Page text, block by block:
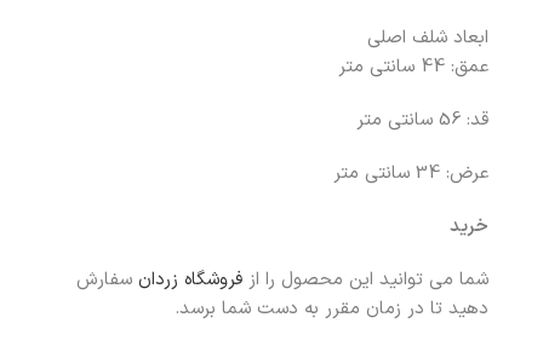
ابعاد شلف اصلی
عمق: 44 سانتی متر
قد: 56 سانتی متر
عرض: 34 سانتی متر
خرید
شما می توانید این محصول را از فروشگاه زردان سفارش
دهید تا در زمان مقرر به دست شما برسد.